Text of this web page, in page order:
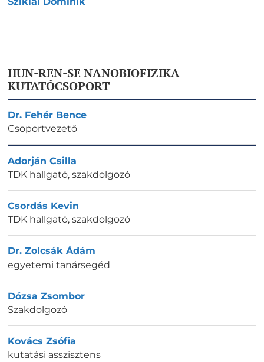
HUN-REN-SE NANOBIOFIZIKA
KUTATÓCSOPORT
Dr. Fehér Bence
Csoportvezető
Adorján Csilla
TDK hallgató, szakdolgozó
Csordás Kevin
TDK hallgató, szakdolgozó
Dr. Zolcsák Ádám
egyetemi tanársegéd
Dózsa Zsombor
Szakdolgozó
Kovács Zsófia
kutatási asszisztens